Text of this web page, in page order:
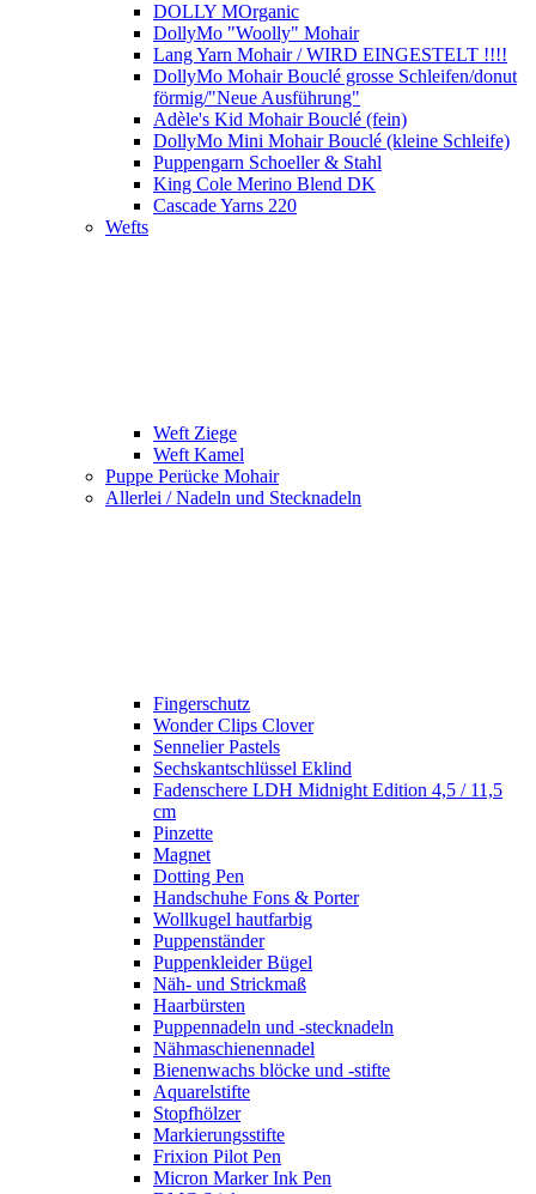
DOLLY MOrganic
DollyMo "Woolly" Mohair
Lang Yarn Mohair / WIRD EINGESTELT !!!!
DollyMo Mohair Bouclé grosse Schleifen/donut
förmig/"Neue Ausführung"
Adèle's Kid Mohair Bouclé (fein)
DollyMo Mini Mohair Bouclé (kleine Schleife)
Puppengarn Schoeller & Stahl
King Cole Merino Blend DK
Cascade Yarns 220
Wefts
Weft Ziege
Weft Kamel
Puppe Perücke Mohair
Allerlei / Nadeln und Stecknadeln
Fingerschutz
Wonder Clips Clover
Sennelier Pastels
Sechskantschlüssel Eklind
Fadenschere LDH Midnight Edition 4,5 / 11,5
cm
Pinzette
Magnet
Dotting Pen
Handschuhe Fons & Porter
Wollkugel hautfarbig
Puppenständer
Puppenkleider Bügel
Näh- und Strickmaß
Haarbürsten
Puppennadeln und -stecknadeln
Nähmaschienennadel
Bienenwachs blöcke und -stifte
Aquarelstifte
Stopfhölzer
Markierungsstifte
Frixion Pilot Pen
Micron Marker Ink Pen